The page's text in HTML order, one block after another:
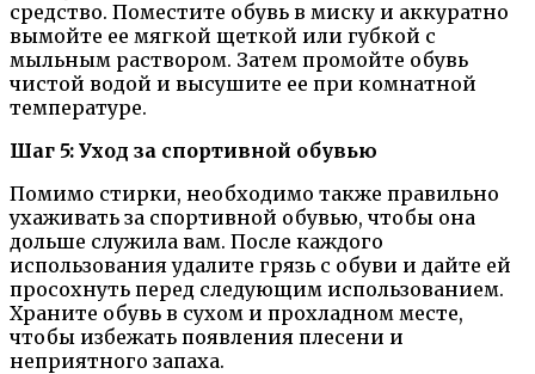
средство. Поместите обувь в миску и аккуратно
вымойте ее мягкой щеткой или губкой с
мыльным раствором. Затем промойте обувь
чистой водой и высушите ее при комнатной
температуре.
Шаг 5: Уход за спортивной обувью
Помимо стирки, необходимо также правильно
ухаживать за спортивной обувью, чтобы она
дольше служила вам. После каждого
использования удалите грязь с обуви и дайте ей
просохнуть перед следующим использованием.
Храните обувь в сухом и прохладном месте,
чтобы избежать появления плесени и
неприятного запаха.